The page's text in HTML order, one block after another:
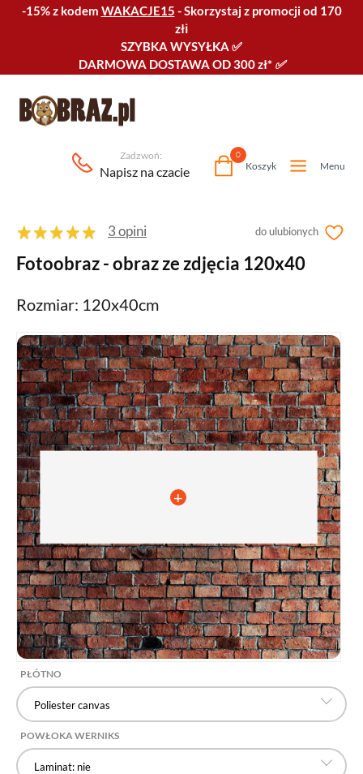
-15% z kodem WAKACJE15 -Skorzystaj z promocji od 170
złℹ️
SZYBKA WYSYŁKA ✅
DARMOWA DOSTAWA OD 300 zł* ✅
Zadzwoń:
Napisz na czacie Koszyk
0
Menu
do ulubionych
3 opini
Fotoobraz - obraz ze zdjęcia 120x40
Rozmiar: 120x40cm
PŁÓTNO
Poliester canvas
POWŁOKA WERNIKS
Laminat: nie